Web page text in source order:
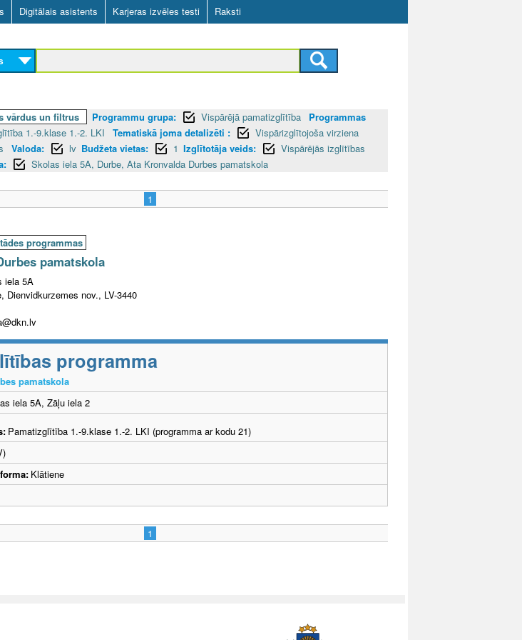
Digitālais asistents Karjeras izvēles testi Raksti
vārdus un filtrus Programmu grupa: Vispārējā pamatizglītība
Programmas
1.-9.klase 1.-2. LKI Tematiskā joma detalizēti :
Vispārizglītojoša virziena
Valoda: lv Budžeta vietas: 1 Izglītotāja veids:
Vispārējās izglītības
Skolas iela 5A, Durbe, Ata Kronvalda Durbes pamatskola
1
programmas
pamatskola
iela 5A
Dienvidkurzemes nov., LV-3440
programma
pamatskola
iela 5A, Zāļu iela 2
Pamatizglītība 1.-9.klase 1.-2. LKI (programma ar kodu 21)
Klātiene
1